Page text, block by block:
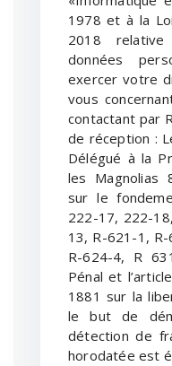
1978 et à la
2018
données
exercer votre
vous
contactant par
de réception :
Délégué à la
les Magnolias
sur le
222-17, 222-
13, R-621-1,
R-624-4, R
Pénal et
1881 sur la
le but de
détection de
horodatée est